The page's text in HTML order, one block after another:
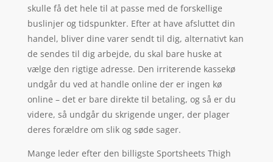
skulle få det hele til at passe med de forskellige
buslinjer og tidspunkter. Efter at have afsluttet din
handel, bliver dine varer sendt til dig, alternativt kan
de sendes til dig arbejde, du skal bare huske at
vælge den rigtige adresse. Den irriterende kassekø
undgår du ved at handle online der er ingen kø
online – det er bare direkte til betaling, og så er du
videre, så undgår du skrigende unger, der plager
deres forældre om slik og søde sager.
Mange leder efter den billigste Sportsheets Thigh